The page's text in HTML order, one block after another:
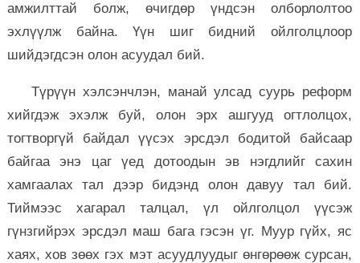
амжилттай болж, өчигдөр үндсэн олборлолтоо
эхлүүлж байна. Үүн шиг бидний ойлголцлоор
шийдэгдсэн олон асуудал бий.
Түрүүн хэлсэнчлэн, манай улсад суурь реформ
хийгдэж эхэлж буй, олон эрх ашгууд огтлолцох,
тогтворгүй байдал үүсэх эрсдэл бодитой байсаар
байгаа энэ цаг үед дотоодын эв нэгдлийг сахин
хамгаалах тал дээр бидэнд олон давуу тал бий.
Тиймээс хагарал талцал, үл ойлголцол үүсэж
гүнзгийрэх эрсдэл маш бага гэсэн үг. Муур гүйх, яс
хаях, хов зөөх гэх мэт асуудлуудыг өнгөрөөж сурсан,